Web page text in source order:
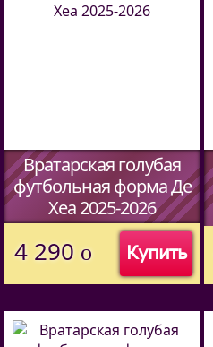
Вратарская голубая
футбольная форма Де
Хеа 2025-2026
Купить
4 290 o